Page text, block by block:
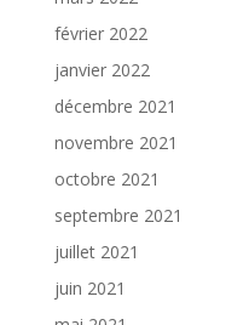
février 2022
janvier 2022
décembre 2021
novembre 2021
octobre 2021
septembre 2021
juillet 2021
juin 2021